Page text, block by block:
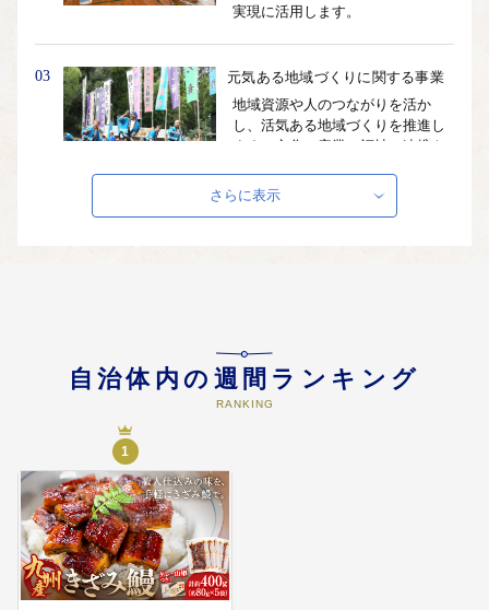
実現に活用します。
03
元気ある地域づくりに関する事業
地域資源や人のつながりを活か
し、活気ある地域づくりを推進し
ます。文化・産業・福祉の連携を
持続可能なまちづくりに活用しま
す。
さらに表示
自治体内の週間ランキング
RANKING
1